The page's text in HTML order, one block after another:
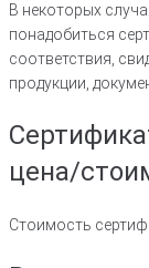
В некоторых
понадобиться
соответствия,
продукции,
цена/
Стоимость